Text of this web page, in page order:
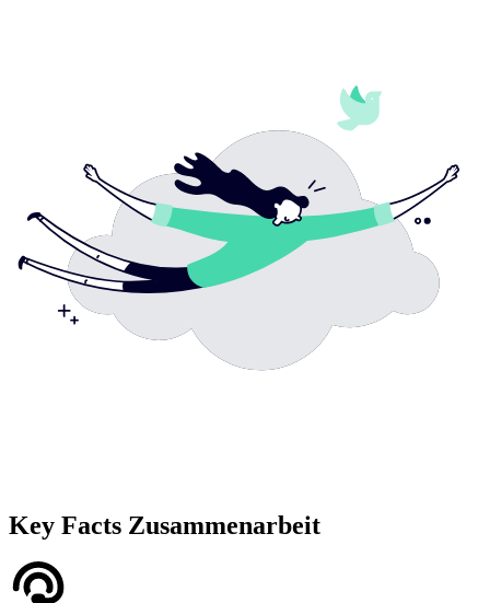
Key Facts Zusammenarbeit